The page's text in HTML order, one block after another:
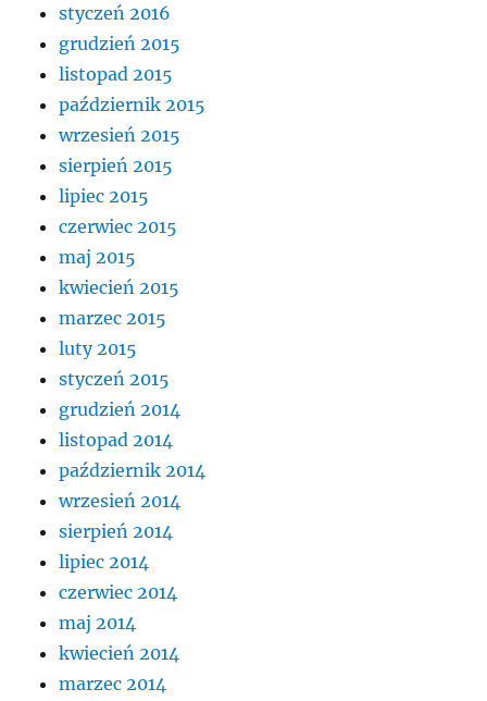
styczeń 2016
grudzień 2015
listopad 2015
październik 2015
wrzesień 2015
sierpień 2015
lipiec 2015
czerwiec 2015
maj 2015
kwiecień 2015
marzec 2015
luty 2015
styczeń 2015
grudzień 2014
listopad 2014
październik 2014
wrzesień 2014
sierpień 2014
lipiec 2014
czerwiec 2014
maj 2014
kwiecień 2014
marzec 2014